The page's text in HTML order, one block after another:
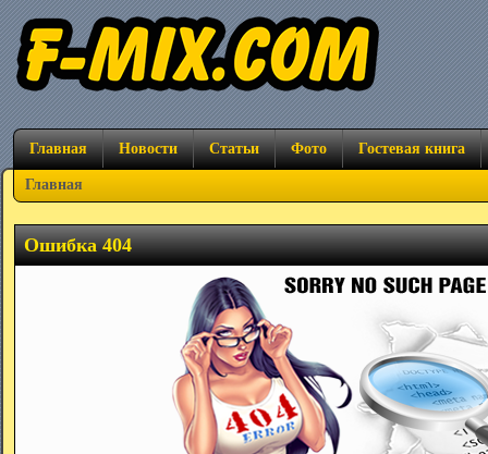
Главная Новости Статьи Фото Гостевая книга
Главная
Ошибка 404